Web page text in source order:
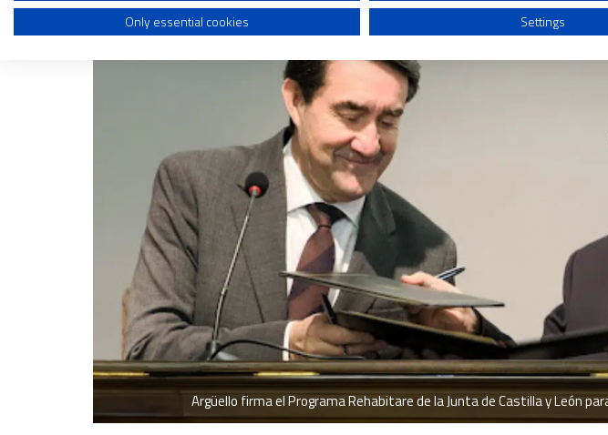
Argüello firma el Programa Rehabitare de la Junta de Castilla y León
Use profiles to select personalised content
Measure advertising performance
Understand audiences through statistics or combinations of data from different sources
Develop and improve services
Use limited data to select content
Use precise geolocation data
Identify devices based on information actively requested
Non-IAB processing purposes:
Only essential cookies
Settings